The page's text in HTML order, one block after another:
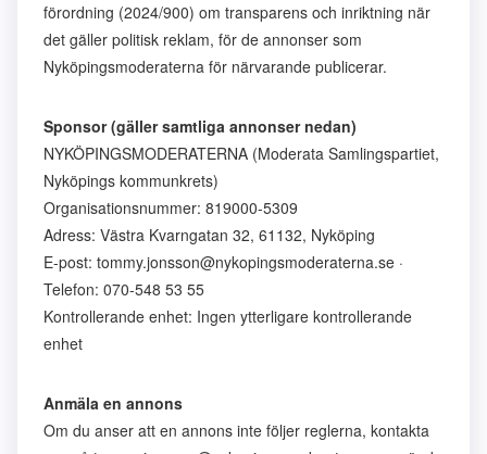
förordning (2024/900) om transparens och inriktning när
det gäller politisk reklam, för de annonser som
Nyköpingsmoderaterna för närvarande publicerar.
Sponsor (gäller samtliga annonser nedan)
NYKÖPINGSMODERATERNA (Moderata Samlingspartiet,
Nyköpings kommunkrets)
Organisationsnummer: 819000-5309
Adress: Västra Kvarngatan 32, 61132, Nyköping
E-post: tommy.jonsson@nykopingsmoderaterna.se ·
Telefon: 070-548 53 55
Kontrollerande enhet: Ingen ytterligare kontrollerande
enhet
Anmäla en annons
Om du anser att en annons inte följer reglerna, kontakta